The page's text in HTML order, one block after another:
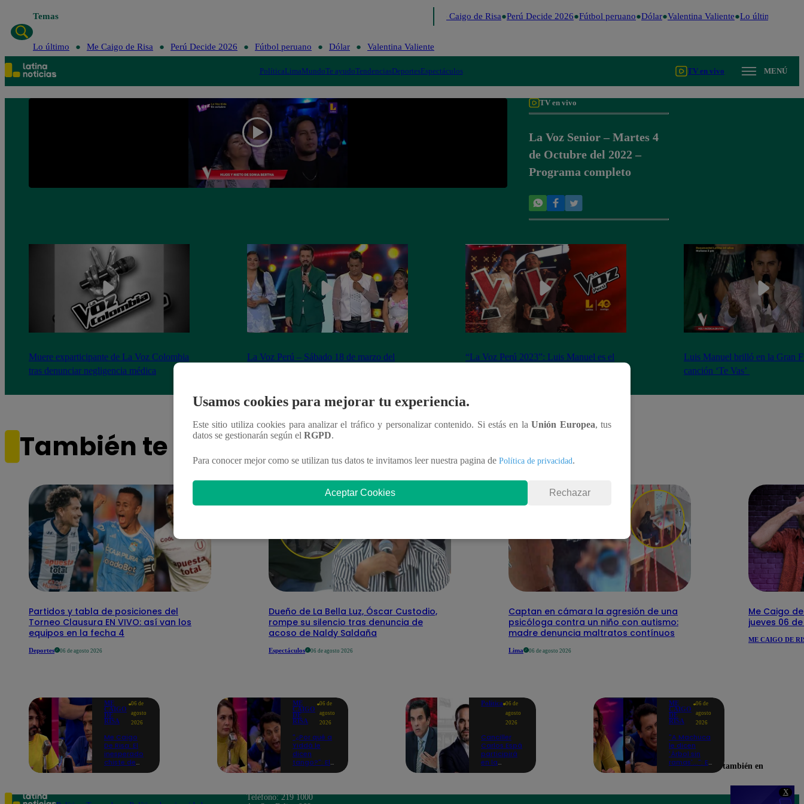
X
Temas Me Caigo de Risa Perú Decide 2026 Fútbol peruano Dólar Valentina Valiente Lo último
Lo último Me Caigo de Risa Perú Decide 2026 Fútbol peruano Dólar Valentina Valiente
PolíticaLimaMundoTe ayudoTendenciasDeportesEspectáculos TV en vivo MENÚ
TV en vivo
La Voz Senior – Martes 4
de Octubre del 2022 –
Programa completo
Muere exparticipante de La Voz Colombia
tras denunciar negligencia médica
La Voz Perú – Sábado 18 de marzo del
“La Voz Perú 2023”: Luis Manuel es el
Luis Manuel brilló en la Gran
canción ‘Te Vas’
También te puede interesar
Partidos y tabla de posiciones del
Torneo Clausura EN VIVO: así van los
equipos en la fecha 4
Deportes 06 de agosto 2026
Dueño de La Bella Luz, Óscar Custodio,
rompe su silencio tras denuncia de
acoso de Naldy Saldaña
Espectáculos 06 de agosto 2026
Captan en cámara la agresión de una
psicóloga contra un niño con autismo:
madre denuncia maltratos contínuos
Lima 06 de agosto 2026
Me Caigo de
jueves 06
ME CAIGO DE
ME
CAIGO
DE
RISA
06 de
agosto
2026
Me Caigo
De Risa: El
inesperado
chiste de
hizo
ME
CAIGO
DE
RISA
06 de
agosto
2026
"¿Por qué a
Yiddá le
dicen
tango?": El
reaccionar
Política 06 de
agosto
2026
Canciller
Carlos Espá
participirá
en la
de Abelardo
ME
CAIGO
DE
RISA
06 de
agosto
2026
"A Machuca
le dicen
'Árbol sin
ramas'...": El
hizo
Usamos cookies para mejorar tu experiencia.
Este sitio utiliza cookies para analizar el tráfico y personalizar contenido. Si estás en laUnión Europea, tus
datos se gestionarán según el RGPD.
Para conocer mejor como se utilizan tus datos te invitamos leer nuestra pagina de Política de privacidad.
Aceptar Cookies Rechazar
Encuéntranos también en
Teléfono: 219 1000